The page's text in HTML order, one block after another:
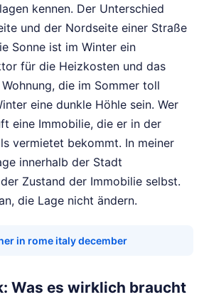
kennen. Der Unterschied
und der Nordseite einer Straße
Sonne ist im Winter ein
für die Heizkosten und das
die im Sommer toll
eine dunkle Höhle sein. Wer
eine Immobilie, die er in der
vermietet bekommt. In meiner
innerhalb der Stadt
Zustand der Immobilie selbst.
die Lage nicht ändern.
in rome italy december
Was es wirklich braucht